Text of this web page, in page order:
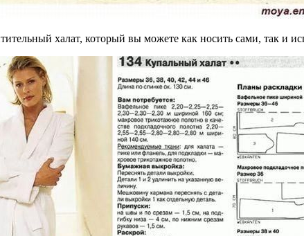
халат, который вы можете как носить сами, так и